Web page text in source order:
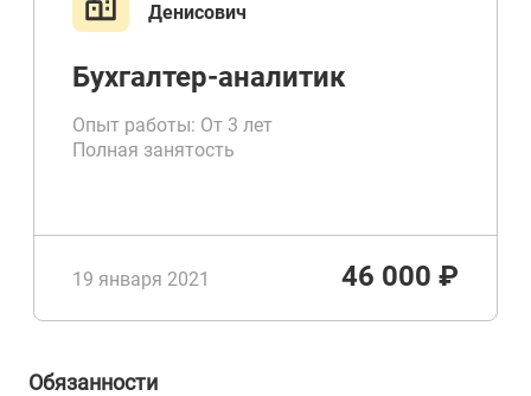
Денисович
Бухгалтер-аналитик
Опыт работы: От 3 лет
Полная занятость
19 января 2021 46 000 ₽
Обязанности